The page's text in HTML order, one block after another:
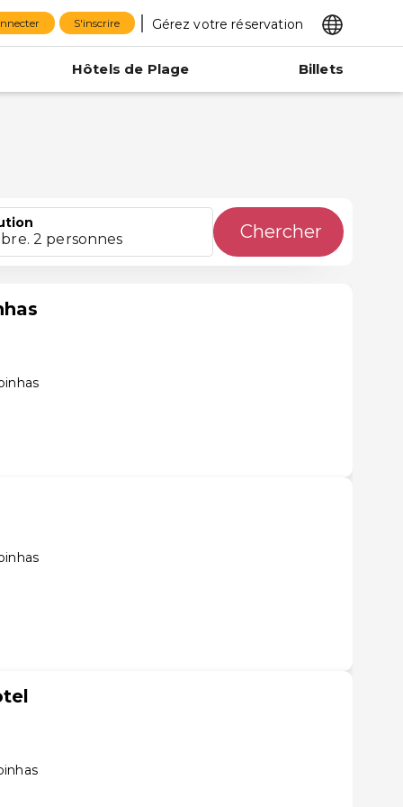
S'inscrire Gérez votre réservation
Hôtels de Plage Billets
2 personnes Chercher